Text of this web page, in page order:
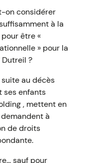
on considérer
à la
être «
» pour la
?
au décès
ses enfants
, mettent en
à
de droits
sauf pour